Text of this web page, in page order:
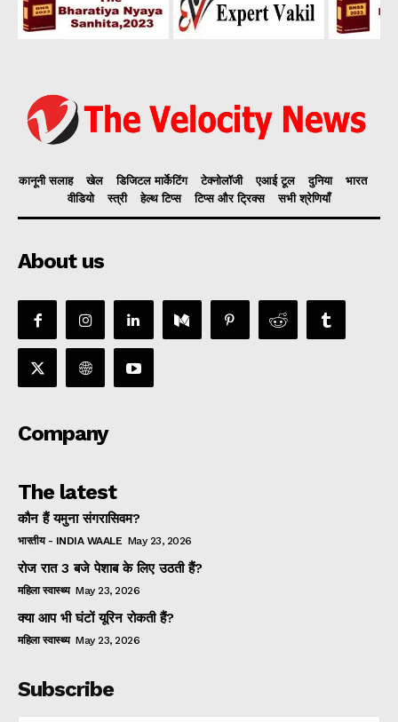
कानूनी सलाह खेल डिजिटल मार्केटिंग टेक्नोलॉजी एआई टूल दुनिया
भारत
वीडियो
स्त्री हेल्थ टिप्स टिप्स और ट्रिक्स सभी श्रेणियाँ
About us
Company
The latest
कौन हैं यमुना संगरासिवम?
भारतीय - INDIA WAALE May 23, 2026
रोज रात 3 बजे पेशाब के लिए उठती हैं?
महिला स्वास्थ्य May 23, 2026
क्या आप भी घंटों यूरिन रोकती हैं?
महिला स्वास्थ्य May 23, 2026
Subscribe